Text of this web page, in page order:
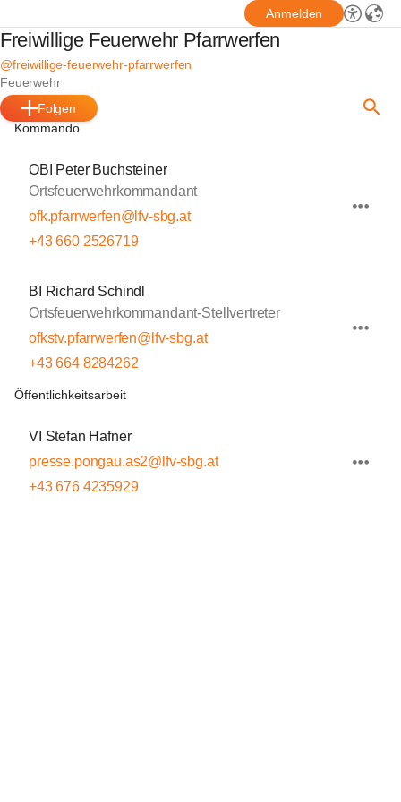
Anmelden
Freiwillige Feuerwehr Pfarrwerfen
@freiwillige-feuerwehr-pfarrwerfen
Feuerwehr
Folgen
Kommando
OBI Peter Buchsteiner
Ortsfeuerwehrkommandant
ofk.pfarrwerfen@lfv-sbg.at
+43 660 2526719
BI Richard Schindl
Ortsfeuerwehrkommandant-Stellvertreter
ofkstv.pfarrwerfen@lfv-sbg.at
+43 664 8284262
Öffentlichkeitsarbeit
VI Stefan Hafner
presse.pongau.as2@lfv-sbg.at
+43 676 4235929